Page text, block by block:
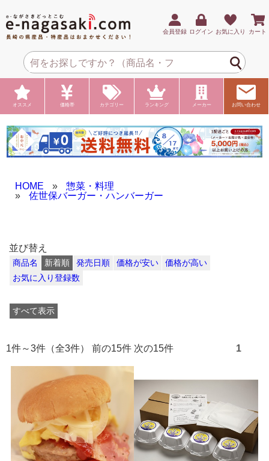
会員登録 ログイン お気に入り カート
オススメ 価格帯 カテゴリー ランキング メーカー お問い合わせ
HOME »
惣菜・料理
»
佐世保バーガー・ハンバーガー
並び替え
商品名 新着順 発売日順 価格が安い
価格が高い
お気に入り登録数
すべて表示
1件～3件（全3件） 前の15件 次の15件 1